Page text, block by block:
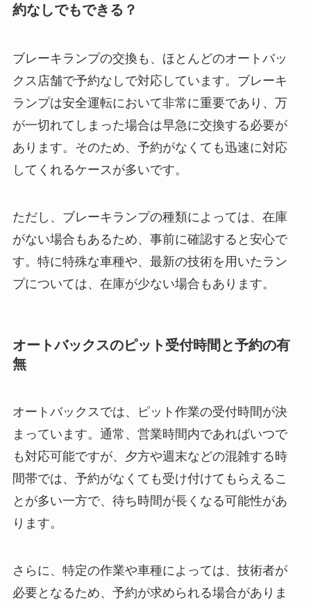
約なしでもできる？
ブレーキランプの交換も、ほとんどのオートバッ
クス店舗で予約なしで対応しています。ブレーキ
ランプは安全運転において非常に重要であり、万
が一切れてしまった場合は早急に交換する必要が
あります。そのため、予約がなくても迅速に対応
してくれるケースが多いです。
ただし、ブレーキランプの種類によっては、在庫
がない場合もあるため、事前に確認すると安心で
す。特に特殊な車種や、最新の技術を用いたラン
プについては、在庫が少ない場合もあります。
オートバックスのピット受付時間と予約の有
無
オートバックスでは、ピット作業の受付時間が決
まっています。通常、営業時間内であればいつで
も対応可能ですが、夕方や週末などの混雑する時
間帯では、予約がなくても受け付けてもらえるこ
とが多い一方で、待ち時間が長くなる可能性があ
ります。
さらに、特定の作業や車種によっては、技術者が
必要となるため、予約が求められる場合がありま